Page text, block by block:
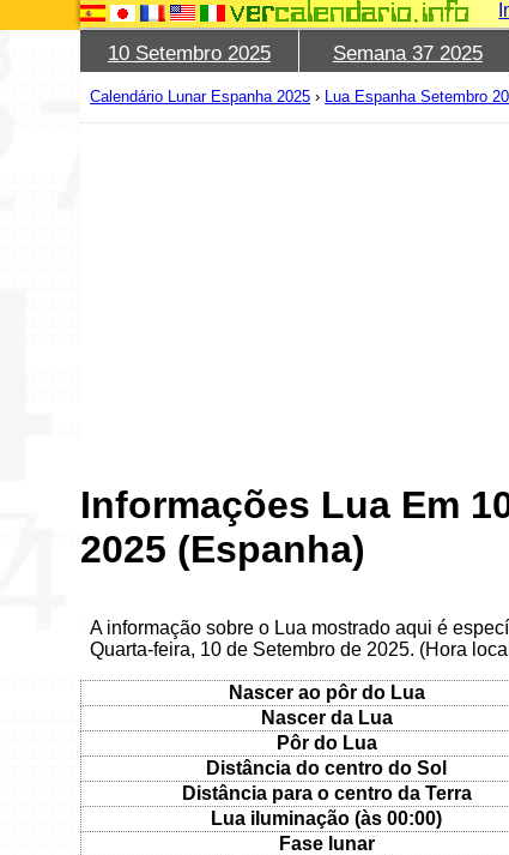
10 Setembro 2025 Semana 37 2025
Calendário Lunar Espanha 2025 › Lua Espanha Setembro
Informações Lua Em
2025 (Espanha)
A informação sobre o Lua mostrado aqui é
Quarta-feira, 10 de Setembro de 2025. (Hora
Nascer ao pôr do Lua
Nascer da Lua
Pôr do Lua
Distância do centro do Sol
Distância para o centro da Terra
Lua iluminação (às 00:00)
Fase lunar